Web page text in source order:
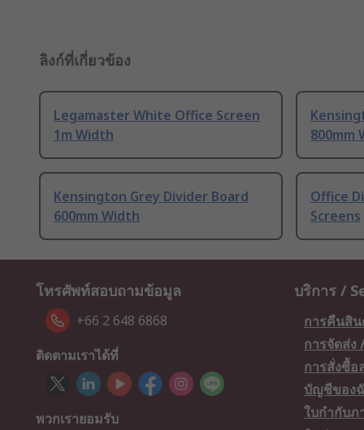
ลิงก์ที่เกี่ยวข้อง
Legamaster White Office Screen
1m Width
800mm
Kensington Grey Divider Board
600mm Width
Office
Screens
โทรศัพท์สอบถามข้อมูล
+66 2 648 6868
ติดตามเราได้ที่
พวกเรายอมรับ
บริการ /
การคืนสิ
การจัดส่
การสั่งซื้อ
บัญชีของ
ใบกำกับ